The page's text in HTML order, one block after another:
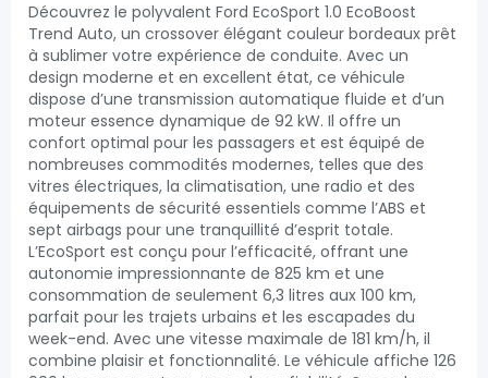
Découvrez le polyvalent Ford EcoSport 1.0 EcoBoost
Trend Auto, un crossover élégant couleur bordeaux prêt
à sublimer votre expérience de conduite. Avec un
design moderne et en excellent état, ce véhicule
dispose d’une transmission automatique fluide et d’un
moteur essence dynamique de 92 kW. Il offre un
confort optimal pour les passagers et est équipé de
nombreuses commodités modernes, telles que des
vitres électriques, la climatisation, une radio et des
équipements de sécurité essentiels comme l’ABS et
sept airbags pour une tranquillité d’esprit totale.
L’EcoSport est conçu pour l’efficacité, offrant une
autonomie impressionnante de 825 km et une
consommation de seulement 6,3 litres aux 100 km,
parfait pour les trajets urbains et les escapades du
week-end. Avec une vitesse maximale de 181 km/h, il
combine plaisir et fonctionnalité. Le véhicule affiche 126